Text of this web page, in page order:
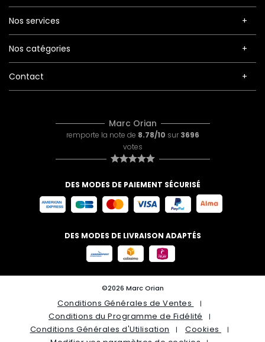
Nos services
Nos catégories
Contact
Marc Orian
remporte la note de 8.78/10 sur 3696
votes
DES MODES DE PAIEMENT SÉCURISÉ
DES MODES DE LIVRAISON ADAPTÉS
©2026 Marc Orian
Conditions Générales de Ventes
Conditions du Programme de Fidélité
Conditions Générales d'Utilisation
Cookies